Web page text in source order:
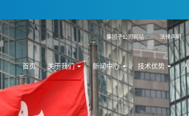
法律声明
集团子公司网站
首页 关于我们 新闻中心 技术优势